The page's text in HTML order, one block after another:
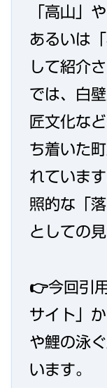
「高山」
あるいは
して紹介
では、白
匠文化な
ち着いた
れていま
照的な「
としての
👉今回引
サイト」
や鯉の泳
います。